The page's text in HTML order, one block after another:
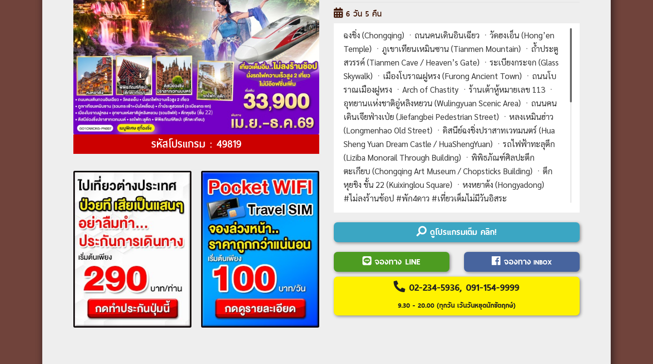
รหัสโปรแกรม : 49819
6 วัน 5 คืน
ฉงชิ่ง (Chongqing) ㆍถนนคนเดินอินเฉียว ㆍวัดฮงเอ็น (Hong’en
Temple) ㆍภูเขาเทียนเหมินซาน (Tianmen Mountain) ㆍถ้ำประตู
สวรรค์ (Tianmen Cave / Heaven’s Gate) ㆍระเบียงกระจก (Glass
Skywalk) ㆍเมืองโบราณฝูหรง (Furong Ancient Town) ㆍถนนโบ
ราณเมืองฝูหรง ㆍArch of Chastity ㆍร้านเต้าหู้หมายเลข 113 ㆍ
อุทยานแห่งชาติอู่หลิงหยวน (Wulingyuan Scenic Area) ㆍถนนคน
เดินเจียฟ่างเป่ย (Jiefangbei Pedestrian Street) ㆍหลงเหมินฮ่าว
(Longmenhao Old Street) ㆍดิสนีย์ฉงชิ่งปราสาทเวทมนตร์ (Hua
Sheng Yuan Dream Castle / HuaShengYuan) ㆍรถไฟฟ้าทะลุตึก
(Liziba Monorail Through Building) ㆍพิพิธภัณฑ์ศิลปะตึก
ตะเกียบ (Chongqing Art Museum / Chopsticks Building) ㆍตึก
หุยชิง ชั้น 22 (Kuixinglou Square) ㆍหงหยาต้ง (Hongyadong)
#ไม่ลงร้านช้อป #พัก4ดาว #เที่ยวเต็มไม่มีวันอิสระ
สนามบินเชียงใหม่-สนามบินฉงชิ่งเจียงเป่ย-เมืองฉงชิ่ง-ถนน
คนเดินอินเฉียว-วัดฮงเอ็น
Day 2 :ฉงชิ่ง-จางเจียเจี้ย (นั่งรถไฟความเร็วสูง)-ภูเขาเทียนเหมิน
ซาน (รวมกระเช้า+บันไดเลื่อน)-ถ้ำประตูสวรรค์ (ระเบียงกระจก)-
ชมแสงสียามค่ำคืน เมืองโบราณฝูหรง
ถนนโบราณเมืองฝูหรง ( จุดถ่ายรูปยอดนิยม Arch of
Chastity และ ร้านเต้าหู้หมายเลข 113)-อุทยานแห่งชาติอู่หลิง
ดูโปรแกรมเต็ม คลิก!
จองทาง LINE จองทางINBOX
02-234-5936, 091-154-9999
9.30 - 20.00 (ทุกวัน เว้นวันหยุดนักขัตฤกษ์)